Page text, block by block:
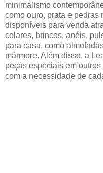
minimalismo
como ouro, prata e pedras
disponíveis para venda
colares, brincos, anéis,
para casa, como
mármore. Além disso, a
peças especiais em
com a necessidade de